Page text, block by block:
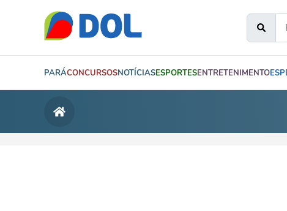
PARÁCONCURSOSNOTÍCIASESPORTESENTRETENIMENTO